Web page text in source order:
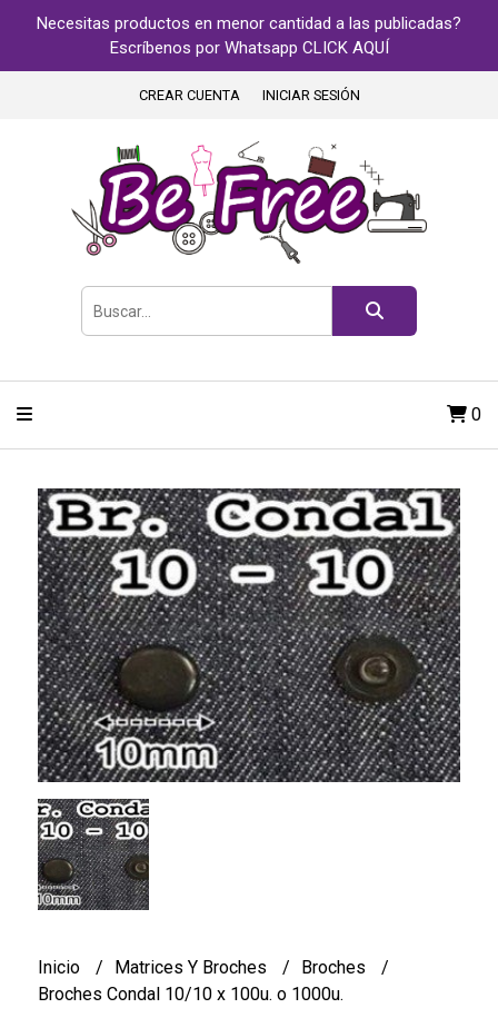
Necesitas productos en menor cantidad a las publicadas?
Escríbenos por Whatsapp CLICK AQUÍ
CREAR CUENTA INICIAR SESIÓN
0
Inicio Matrices Y Broches
Broches
Broches Condal 10/10 x 100u. o 1000u.